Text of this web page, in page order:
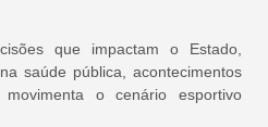
que impactam o Estado,
saúde pública, acontecimentos
o cenário esportivo